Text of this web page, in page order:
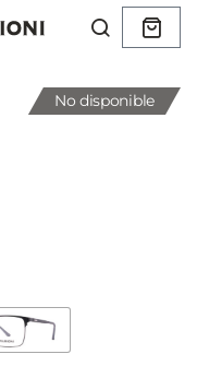
No disponible